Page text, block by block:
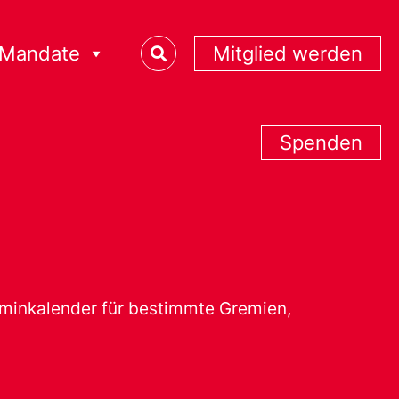
Mandate Mitglied werden
Spenden
für bestimmte Gremien,